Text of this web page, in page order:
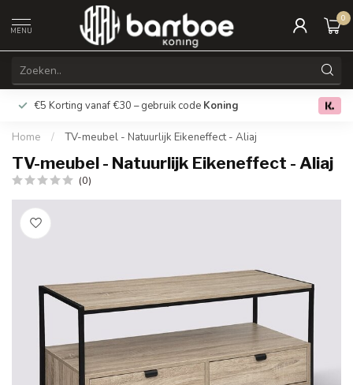
MENU
0
€5 Korting vanaf €30 – gebruik code Koning Gratis
Home / TV-meubel - Natuurlijk Eikeneffect - Aliaj
TV-meubel - Natuurlijk Eikeneffect - Aliaj
(0)